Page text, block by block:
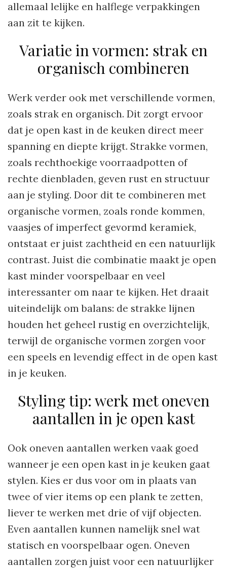
allemaal lelijke en halflege verpakkingen
aan zit te kijken.
Variatie in vormen: strak en
organisch combineren
Werk verder ook met verschillende vormen,
zoals strak en organisch. Dit zorgt ervoor
dat je open kast in de keuken direct meer
spanning en diepte krijgt. Strakke vormen,
zoals rechthoekige voorraadpotten of
rechte dienbladen, geven rust en structuur
aan je styling. Door dit te combineren met
organische vormen, zoals ronde kommen,
vaasjes of imperfect gevormd keramiek,
ontstaat er juist zachtheid en een natuurlijk
contrast. Juist die combinatie maakt je open
kast minder voorspelbaar en veel
interessanter om naar te kijken. Het draait
uiteindelijk om balans: de strakke lijnen
houden het geheel rustig en overzichtelijk,
terwijl de organische vormen zorgen voor
een speels en levendig effect in de open kast
in je keuken.
Styling tip: werk met oneven
aantallen in je open kast
Ook oneven aantallen werken vaak goed
wanneer je een open kast in je keuken gaat
stylen. Kies er dus voor om in plaats van
twee of vier items op een plank te zetten,
liever te werken met drie of vijf objecten.
Even aantallen kunnen namelijk snel wat
statisch en voorspelbaar ogen. Oneven
aantallen zorgen juist voor een natuurlijker